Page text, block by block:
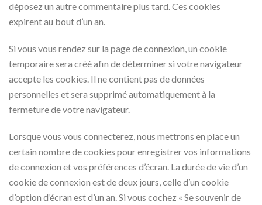
déposez un autre commentaire plus tard. Ces cookies
expirent au bout d’un an.
Si vous vous rendez sur la page de connexion, un cookie
temporaire sera créé afin de déterminer si votre navigateur
accepte les cookies. Il ne contient pas de données
personnelles et sera supprimé automatiquement à la
fermeture de votre navigateur.
Lorsque vous vous connecterez, nous mettrons en place un
certain nombre de cookies pour enregistrer vos informations
de connexion et vos préférences d’écran. La durée de vie d’un
cookie de connexion est de deux jours, celle d’un cookie
d’option d’écran est d’un an. Si vous cochez « Se souvenir de